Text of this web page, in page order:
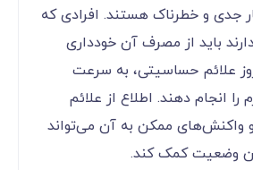
جدی و خطرناک هستند. افرادی که
باید از مصرف آن خودداری
علائم حساسیتی، به سرعت
را انجام دهند. اطلاع از علائم
واکنش‌های ممکن به آن می‌تواند
وضعیت کمک کند.